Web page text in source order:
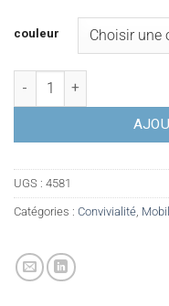
couleur
quantité de Cloison
UGS : 4581
Catégories : Convivialité